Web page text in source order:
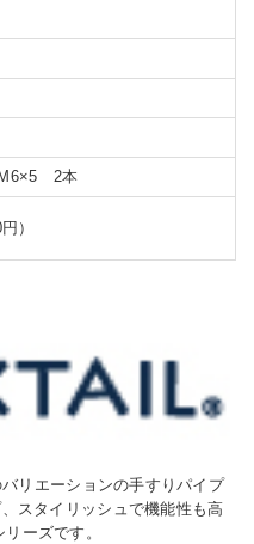
M6×5 2本
）
リエーションの手すりパイプ
スタイリッシュで機能性も高
ーズです。